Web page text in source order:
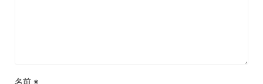
名前 ※